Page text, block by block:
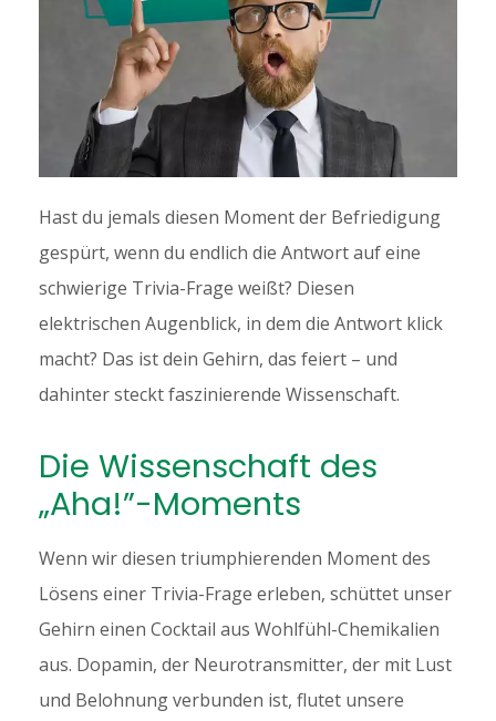
Hast du jemals diesen Moment der Befriedigung
gespürt, wenn du endlich die Antwort auf eine
schwierige Trivia-Frage weißt? Diesen
elektrischen Augenblick, in dem die Antwort klick
macht? Das ist dein Gehirn, das feiert – und
dahinter steckt faszinierende Wissenschaft.
Die Wissenschaft des
„Aha!”-Moments
Wenn wir diesen triumphierenden Moment des
Lösens einer Trivia-Frage erleben, schüttet unser
Gehirn einen Cocktail aus Wohlfühl-Chemikalien
aus. Dopamin, der Neurotransmitter, der mit Lust
und Belohnung verbunden ist, flutet unsere